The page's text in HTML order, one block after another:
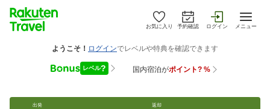
お気に入り 予約確認 ログイン メニュー
出発 返却